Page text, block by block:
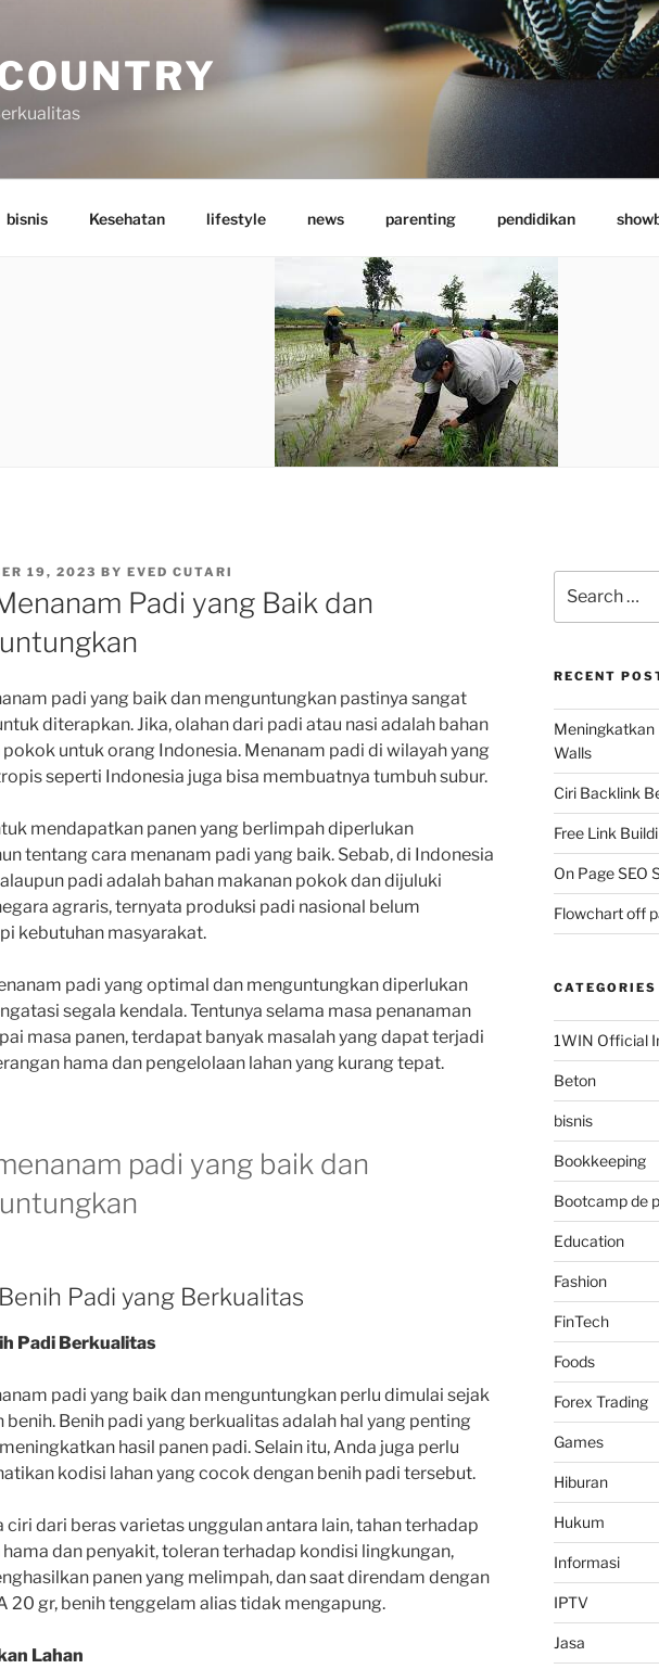
bisnis Kesehatan lifestyle news parenting pendidikan
19, 2023 BY EVED CUTARI
Padi yang Baik dan
padi yang baik dan menguntungkan pastinya sangat
diterapkan.Jika, olahan dari padi atau nasi adalah bahan
pokok untuk orang Indonesia. Menanam padi di wilayah yang
seperti Indonesia juga bisa membuatnya tumbuh subur.
mendapatkan panen yang berlimpah diperlukan
tentang cara menanam padi yang baik. Sebab, di Indonesia
padi adalah bahan makanan pokok dan dijuluki
agraris, ternyata produksi padi nasional belum
kebutuhan masyarakat.
padi yang optimal dan menguntungkan diperlukan
segala kendala.Tentunya selama masa penanaman
masa panen, terdapat banyak masalah yang dapat terjadi
hama dan pengelolaan lahan yang kurang tepat.
padi yang baik dan
Padi yang Berkualitas
Padi Berkualitas
padi yang baik dan menguntungkan perlu dimulai sejak
benih. Benih padi yang berkualitas adalah hal yang penting
hasil panen padi. Selain itu, Anda juga perlu
kodisi lahan yang cocok dengan benih padi tersebut.
ciri dari beras varietas unggulan antara lain, tahan terhadap
dan penyakit, toleran terhadap kondisi lingkungan,
panen yang melimpah, dan saat direndam dengan
20 gr, benih tenggelam alias tidak mengapung.
Lahan
for:
RECENT
Meningkatkan
Walls
Ciri Backlink
Free Link
On Page SEO
Flowchart off
CATEGORIES
1WIN Official
Beton
bisnis
Bookkeeping
Bootcamp de
Education
Fashion
FinTech
Foods
Forex Trading
Games
Hiburan
Hukum
Informasi
IPTV
Jasa